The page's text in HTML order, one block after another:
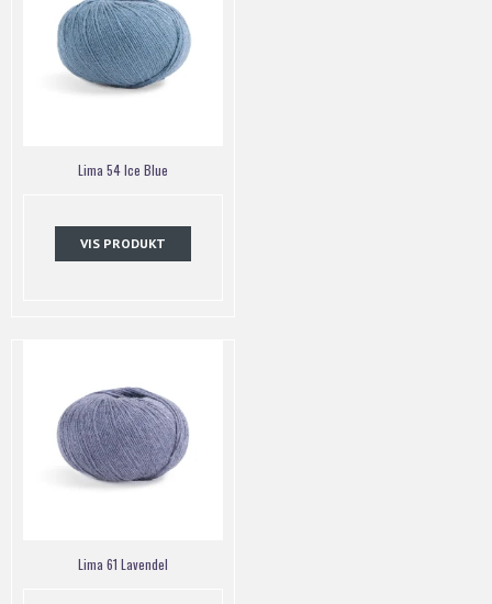
Lima 54 Ice Blue
VIS PRODUKT
Lima 61 Lavendel